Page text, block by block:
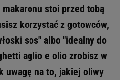
stoi przed tobą
korzystać z gotowców,
sos" albo "idealny do
aglio e olio zrobisz w
uwagę na to, jakiej oliwy